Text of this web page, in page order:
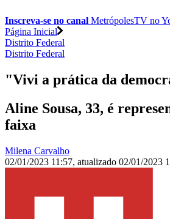
Inscreva-se no canal MetrópolesTV no
Página Inicial
Distrito Federal
Distrito Federal
"Vivi a prática da
Aline Sousa, 33, é
faixa
Milena Carvalho
02/01/2023 11:57, atualizado 02/01/2023